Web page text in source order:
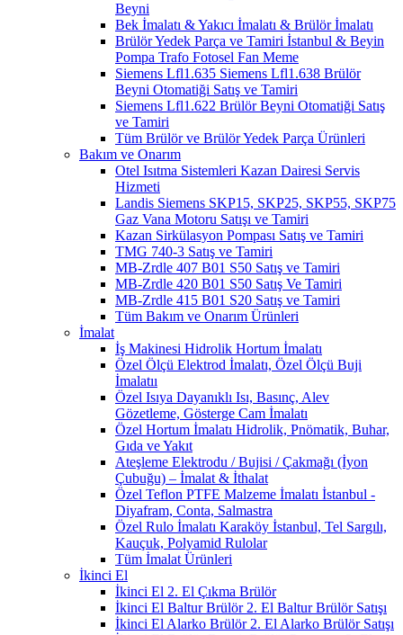
Beyni
Bek İmalatı & Yakıcı İmalatı & Brülör İmalatı
Brülör Yedek Parça ve Tamiri İstanbul & Beyin
Pompa Trafo Fotosel Fan Meme
Siemens Lfl1.635 Siemens Lfl1.638 Brülör
Beyni Otomatiği Satış ve Tamiri
Siemens Lfl1.622 Brülör Beyni Otomatiği Satış
ve Tamiri
Tüm Brülör ve Brülör Yedek Parça Ürünleri
Bakım ve Onarım
Otel Isıtma Sistemleri Kazan Dairesi Servis
Hizmeti
Landis Siemens SKP15, SKP25, SKP55, SKP75
Gaz Vana Motoru Satışı ve Tamiri
Kazan Sirkülasyon Pompası Satış ve Tamiri
TMG 740-3 Satış ve Tamiri
MB-Zrdle 407 B01 S50 Satış ve Tamiri
MB-Zrdle 420 B01 S50 Satış Ve Tamiri
MB-Zrdle 415 B01 S20 Satış ve Tamiri
Tüm Bakım ve Onarım Ürünleri
İmalat
İş Makinesi Hidrolik Hortum İmalatı
Özel Ölçü Elektrod İmalatı, Özel Ölçü Buji
İmalatıı
Özel Isıya Dayanıklı Isı, Basınç, Alev
Gözetleme, Gösterge Cam İmalatı
Özel Hortum İmalatı Hidrolik, Pnömatik, Buhar,
Gıda ve Yakıt
Ateşleme Elektrodu / Bujisi / Çakmağı (İyon
Çubuğu) – İmalat & İthalat
Özel Teflon PTFE Malzeme İmalatı İstanbul -
Diyafram, Conta, Salmastra
Özel Rulo İmalatı Karaköy İstanbul, Tel Sargılı,
Kauçuk, Polyamid Rulolar
Tüm İmalat Ürünleri
İkinci El
İkinci El 2. El Çıkma Brülör
İkinci El Baltur Brülör 2. El Baltur Brülör Satışı
İkinci El Alarko Brülör 2. El Alarko Brülör Satışı